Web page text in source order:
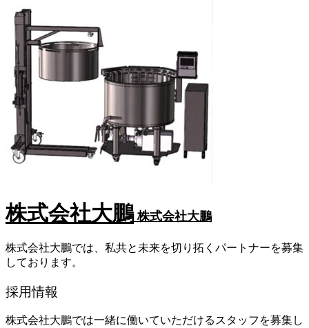
株式会社大鵬 株式会社大鵬
株式会社大鵬では、私共と未来を切り拓くパートナーを募集
しております。
採用情報
株式会社大鵬では一緒に働いていただけるスタッフを募集し